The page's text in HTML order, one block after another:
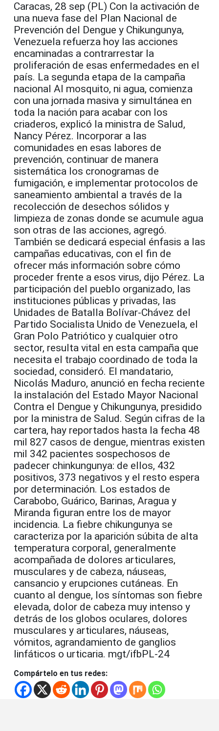
Caracas, 28 sep (PL) Con la activación de
una nueva fase del Plan Nacional de
Prevención del Dengue y Chikungunya,
Venezuela refuerza hoy las acciones
encaminadas a contrarrestar la
proliferación de esas enfermedades en el
país. La segunda etapa de la campaña
nacional Al mosquito, ni agua, comienza
con una jornada masiva y simultánea en
toda la nación para acabar con los
criaderos, explicó la ministra de Salud,
Nancy Pérez. Incorporar a las
comunidades en esas labores de
prevención, continuar de manera
sistemática los cronogramas de
fumigación, e implementar protocolos de
saneamiento ambiental a través de la
recolección de desechos sólidos y
limpieza de zonas donde se acumule agua
son otras de las acciones, agregó.
También se dedicará especial énfasis a las
campañas educativas, con el fin de
ofrecer más información sobre cómo
proceder frente a esos virus, dijo Pérez. La
participación del pueblo organizado, las
instituciones públicas y privadas, las
Unidades de Batalla Bolívar-Chávez del
Partido Socialista Unido de Venezuela, el
Gran Polo Patriótico y cualquier otro
sector, resulta vital en esta campaña que
necesita el trabajo coordinado de toda la
sociedad, consideró. El mandatario,
Nicolás Maduro, anunció en fecha reciente
la instalación del Estado Mayor Nacional
Contra el Dengue y Chikungunya, presidido
por la ministra de Salud. Según cifras de la
cartera, hay reportados hasta la fecha 48
mil 827 casos de dengue, mientras existen
mil 342 pacientes sospechosos de
padecer chinkungunya: de ellos, 432
positivos, 373 negativos y el resto espera
por determinación. Los estados de
Carabobo, Guárico, Barinas, Aragua y
Miranda figuran entre los de mayor
incidencia. La fiebre chikungunya se
caracteriza por la aparición súbita de alta
temperatura corporal, generalmente
acompañada de dolores articulares,
musculares y de cabeza, náuseas,
cansancio y erupciones cutáneas. En
cuanto al dengue, los síntomas son fiebre
elevada, dolor de cabeza muy intenso y
detrás de los globos oculares, dolores
musculares y articulares, náuseas,
vómitos, agrandamiento de ganglios
linfáticos o urticaria. mgt/ifbPL-24
Compártelo en tus redes: